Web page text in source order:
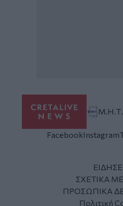
Μ.Η.Τ.
FacebookInstagram
ΣΧΕΤΙΚΑ
ΠΡΟΣΩΠΙΚΑ
Πολιτική